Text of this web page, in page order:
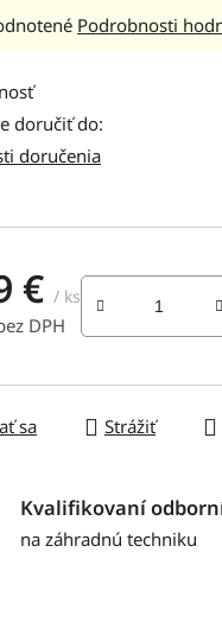
Podrobnosti
doručiť do:
doručenia
€ / ks
DPH
sa Strážiť
Kvalifikovaní
na záhradnú techniku